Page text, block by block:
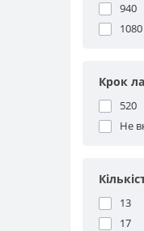
940
1080
Крок
520
Не
13
17